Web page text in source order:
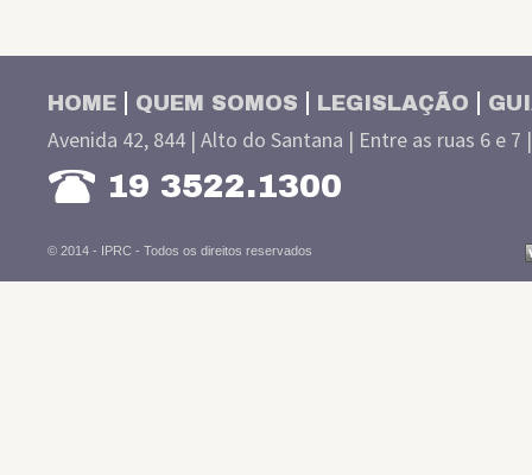
HOME QUEM SOMOS LEGISLAÇÃO
Avenida 42, 844 | Alto do Santana | Entre as ruas 6 e 7
19 3522.1300
© 2014 - IPRC - Todos os direitos reservados